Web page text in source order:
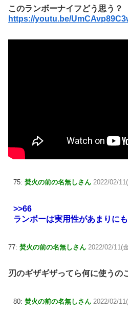
このランボーナイフどう思う？
https://youtu.be/
75: 焚火の前の名無しさん 2022/02/
>>66
ランボーは実用性があまりに
77: 焚火の前の名無しさん 2022/02/11(
刃のギザギザってら何に使うの
80: 焚火の前の名無しさん 2022/02/